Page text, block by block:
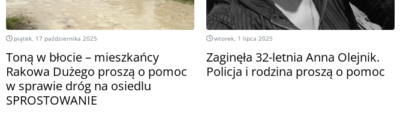
piątek, 17 października 2025
Toną w błocie – mieszkańcy
Rakowa Dużego proszą o pomoc
w sprawie dróg na osiedlu
SPROSTOWANIE
wtorek, 1 lipca 2025
Zaginęła 32-letnia Anna Olejnik.
Policja i rodzina proszą o pomoc